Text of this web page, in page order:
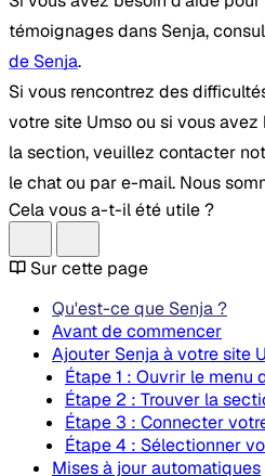
témoignages dans Senja,
de Senja.
Si vous rencontrez des
votre site Umso ou si vous
la section, veuillez contacter
le chat ou par e-mail. Nous
Cela vous a-t-il été utile ?
Sur cette page
Qu'est-ce que Senja ?
Avant de commencer
Ajouter Senja à votre site
Étape 1 : Ouvrir le menu
Étape 2 : Trouver la
Étape 3 : Connecter
Étape 4 : Sélectionner
Mises à jour automatiques